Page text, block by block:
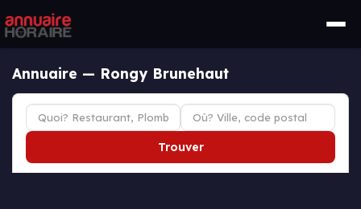
Annuaire — Rongy Brunehaut
Trouver